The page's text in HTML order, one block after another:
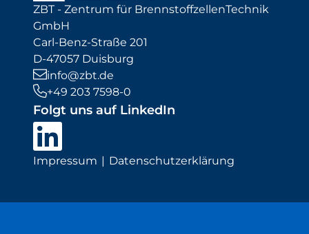
Gremien
Unser Netzwerk
Forschung
Brennstoffzellen
Wasserstoff
Elektrolyse
ZBT - Zentrum für BrennstoffzellenTechnik
GmbH
Carl-Benz-Straße 201
D-47057 Duisburg
info@zbt.de
+49 203 7598-0
Folgt uns auf LinkedIn
Impressum Datenschutzerklärung